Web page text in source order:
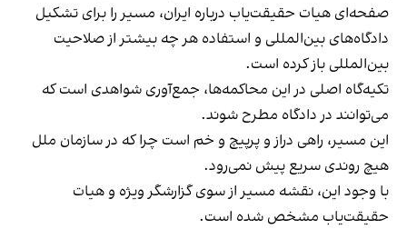
صفحه‌ای هیات حقیقت‌یاب درباره ایران، مسیر را برای تشکیل
دادگاه‌های بین‌المللی و استفاده هر چه بیشتر از صلاحیت
بین‌المللی باز کرده ‌است.
تکیه‌گاه اصلی در این محاکمه‌ها، جمع‌آوری شواهدی است که
می‌توانند در دادگاه مطرح شوند.
این مسیر، راهی دراز و پرپیچ و خم است چرا که در سازمان ملل
هیچ روندی سریع پیش نمی‌رود.
با وجود این، نقشه مسیر از سوی گزارشگر ویژه و هیات
حقیقت‌یاب مشخص شده ‌است.